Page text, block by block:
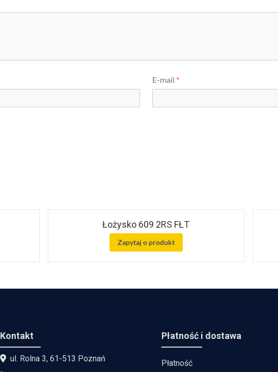
E-mail *
Łożysko 609 2RS FŁT
Zapytaj o produkt
Kontakt
ul. Rolna 3, 61-513 Poznań
Płatność i dostawa
Płatność